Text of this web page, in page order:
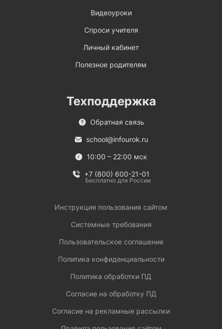
Видеоуроки
Спроси учителя
Личный кабинет
Полезное родителям
Техподдержка
Обратная связь
school@infourok.ru
10:00 – 22:00 мск
+7 (800) 600-21-01
Бесплатно для России
Инструкция пользования сайтом
Системные требования
Пользовательское соглашение
Политика конфиденциальности
Политика обработки ПД
Согласие на обработку ПД
Согласие на рекламные рассылки